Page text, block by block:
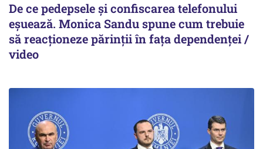
De ce pedepsele și confiscarea telefonului
eșuează. Monica Sandu spune cum trebuie
să reacționeze părinții în fața dependenței /
video